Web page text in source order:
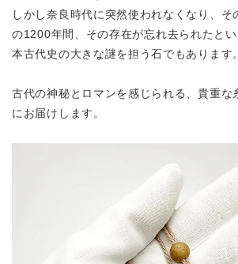
しかし奈良時代に突然使われなくなり、そ
の1200年間、 その存在が忘れ去られたと
本古代史の大きな謎を担う石でもあります。
古代の神秘とロマンを感じられる、貴重な
にお届けします。